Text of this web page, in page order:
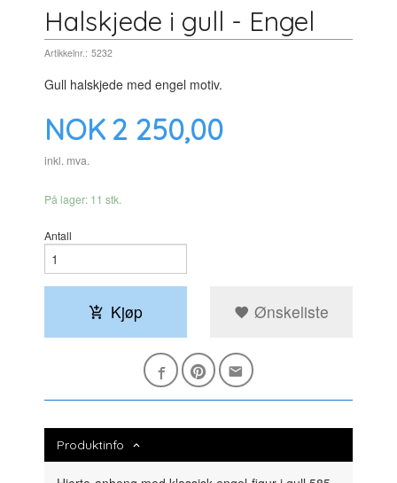
Halskjede i gull - Engel
Artikkelnr.: 5232
Gull halskjede med engel motiv.
Pris
NOK 2 250,00
inkl. mva.
På lager: 11 stk.
Antall
Kjøp Ønskeliste
Produktinfo